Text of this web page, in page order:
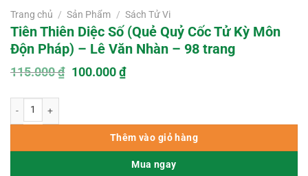
Trang chủ / Sản Phẩm / Sách Tử Vi
Tiên Thiên Diệc Số (Quẻ Quỷ Cốc Tử Kỳ Môn
Độn Pháp) – Lê Văn Nhàn – 98 trang
115.000₫ Giá
100.000₫Giá
100.000 ₫.
Thêm vào giỏ hàng
Mua ngay